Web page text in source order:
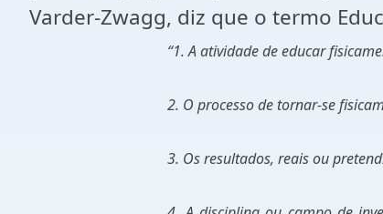
Varder-Zwagg, diz que o termo
“1. Aatividade de educar
2. O processo de tornar-se
3. Os resultados, reais ou